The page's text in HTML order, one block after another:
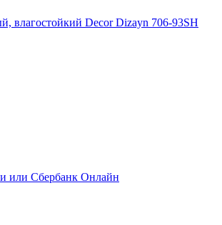
влагостойкий Decor Dizayn 706-93SH
или Сбербанк Онлайн